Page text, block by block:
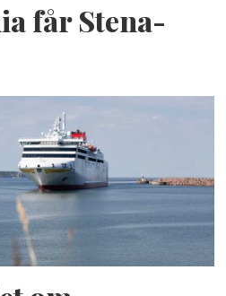
får Stena-